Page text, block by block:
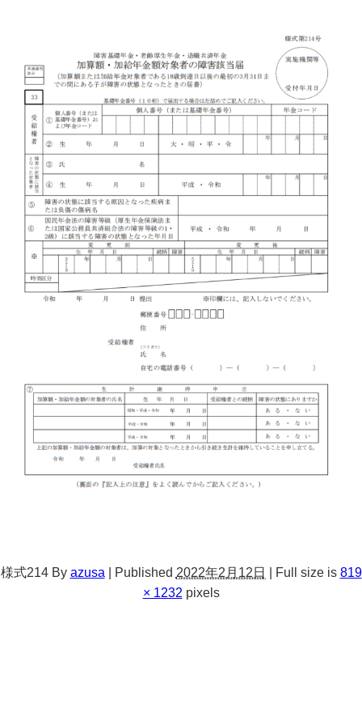
様式214 By azusa Published 2022年2月12日 Full size is 819
× 1232 pixels